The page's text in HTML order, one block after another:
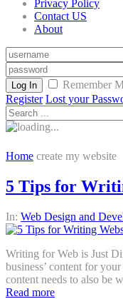
Privacy Policy
Contact US
About
Log In
Remember
Register Lost your
Home create my website
5 Tips for
In: Web Design and
Writing for Web is Just
business’ content for
content needs to also be
Read more